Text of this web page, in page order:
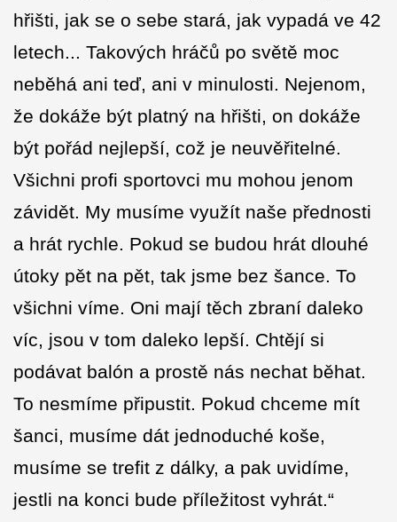
hřišti, jak se o sebe stará, jak vypadá ve 42
letech... Takových hráčů po světě moc
neběhá ani teď, ani v minulosti. Nejenom,
že dokáže být platný na hřišti, on dokáže
být pořád nejlepší, což je neuvěřitelné.
Všichni profi sportovci mu mohou jenom
závidět. My musíme využít naše přednosti
a hrát rychle. Pokud se budou hrát dlouhé
útoky pět na pět, tak jsme bez šance. To
všichni víme. Oni mají těch zbraní daleko
víc, jsou v tom daleko lepší. Chtějí si
podávat balón a prostě nás nechat běhat.
To nesmíme připustit. Pokud chceme mít
šanci, musíme dát jednoduché koše,
musíme se trefit z dálky, a pak uvidíme,
jestli na konci bude příležitost vyhrát.“